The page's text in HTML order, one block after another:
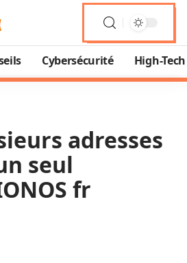
Cybersécurité High-Tech
adresses
seul
fr